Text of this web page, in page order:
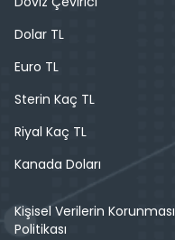
Dolar TL
Euro TL
Sterin Kaç TL
Riyal Kaç TL
Kanada Doları
Kişisel Verilerin Korunması
Politikası